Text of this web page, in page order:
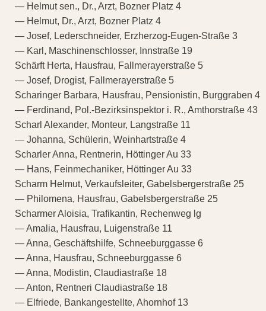
— Helmut sen., Dr., Arzt, Bozner Platz 4
— Helmut, Dr., Arzt, Bozner Platz 4
— Josef, Lederschneider, Erzherzog-Eugen-Straße 3
— Karl, Maschinenschlosser, Innstraße 19
Schärft Herta, Hausfrau, Fallmerayerstraße 5
— Josef, Drogist, Fallmerayerstraße 5
Scharinger Barbara, Hausfrau, Pensionistin, Burggraben 4
— Ferdinand, Pol.-Bezirksinspektor i. R., Amthorstraße 43
Scharl Alexander, Monteur, Langstraße 11
— Johanna, Schülerin, Weinhartstraße 4
Scharler Anna, Rentnerin, Höttinger Au 33
— Hans, Feinmechaniker, Höttinger Au 33
Scharm Helmut, Verkaufsleiter, Gabelsbergerstraße 25
— Philomena, Hausfrau, Gabelsbergerstraße 25
Scharmer Aloisia, Trafikantin, Rechenweg lg
— Amalia, Hausfrau, Luigenstraße 11
— Anna, Geschäftshilfe, Schneeburggasse 6
— Anna, Hausfrau, Schneeburggasse 6
— Anna, Modistin, Claudiastraße 18
— Anton, Rentneri Claudiastraße 18
— Elfriede, Bankangestellte, Ahornhof 13